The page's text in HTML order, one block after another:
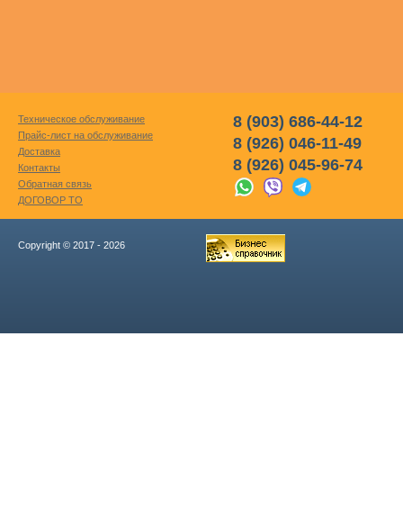
Техническое обслуживание
Прайс-лист на обслуживание
Доставка
Контакты
Обратная связь
ДОГОВОР ТО
8 (903) 686-44-12
8 (926) 046-11-49
8 (926) 045-96-74
Copyright © 2017 - 2026